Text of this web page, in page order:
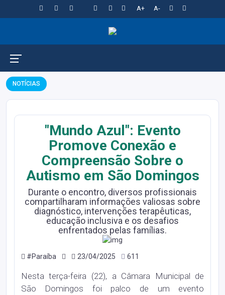
A+ A-
NOTÍCIAS
"Mundo Azul": Evento
Promove Conexão e
Compreensão Sobre o
Autismo em São Domingos
Durante o encontro, diversos profissionais
compartilharam informações valiosas sobre
diagnóstico, intervenções terapêuticas,
educação inclusiva e os desafios
enfrentados pelas famílias.
#Paraíba 23/04/2025 611
Nesta terça-feira (22), a Câmara Municipal de
São Domingos foi palco de um evento